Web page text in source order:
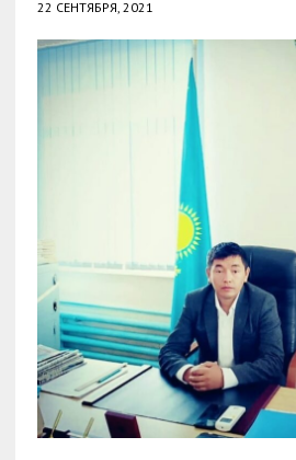
22 СЕНТЯБРЯ, 2021